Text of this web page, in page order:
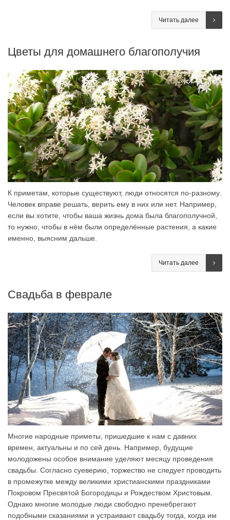
Читать далее
Цветы для домашнего благополучия
К приметам, которые существуют, люди относятся по-разному.
Человек вправе решать, верить ему в них или нет. Например,
если вы хотите, чтобы ваша жизнь дома была благополучной,
то нужно, чтобы в нём были определённые растения, а какие
именно, выясним дальше.
Читать далее
Свадьба в феврале
Многие народные приметы, пришедшие к нам с давних
времен, актуальны и по сей день. Например, будущие
молодожены особое внимание уделяют месяцу проведения
свадьбы. Согласно суеверию, торжество не следует проводить
в промежутке между великими христианскими праздниками
Покровом Пресвятой Богородицы и Рождеством Христовым.
Однако многие молодые люди свободно пренебрегают
подобными сказаниями и устраивают свадьбу тогда, когда им